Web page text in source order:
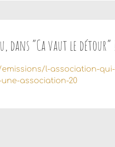
dans “Ca vaut le détour”
emissions/l-association-
association-20